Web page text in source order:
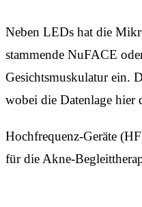
Neben LEDs hat die
stammende NuFACE
Gesichtsmuskulatur ein.
wobei die Datenlage hier
Hochfrequenz-Geräte
für die Akne-